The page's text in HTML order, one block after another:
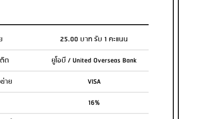
25.00 บาท รับ 1 คะแนน
ต
ยูโอบี / United Overseas Bank
าย
VISA
16%